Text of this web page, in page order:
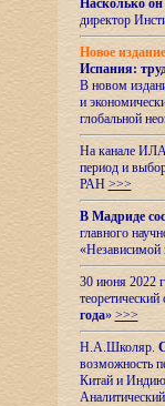
Насколько он
директор
Новое
Испания:
В новом
и
глобальной
На канале
период и
РАН >>>
В Мадриде
главного
«Независимой
30 июня 2022
года» >>>
Н.А.Школяр.
возможность
Китай и